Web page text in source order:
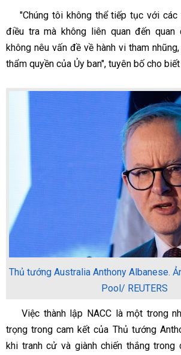
"Chúng tôi không thể tiếp tục với các
điều tra mà không liên quan đến quan
không nêu vấn đề về hành vi tham
thẩm quyền của Ủy ban", tuyên bố cho
Thủ tướng Australia Anthony Albanese.
Pool/ REUTERS
Việc thành lập NACC là một trong
trọng trong cam kết của Thủ tướng
khi tranh cử và giành chiến thắng trong